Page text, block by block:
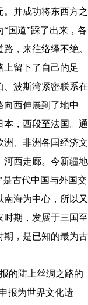
并成功将东西方之
国道”踩了出来，各
，来往络绎不绝。
上留下了自己的足
、波斯湾紧密联系在
向西伸展到了地中
，西段至法国。通
洲、非洲各国经济文
河西走廊。今新疆地
古代中国与外国交
海为中心，所以又
时期，发展于三国至
期，是已知的最为古
的陆上丝绸之路的
报为世界文化遗